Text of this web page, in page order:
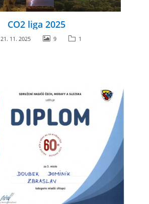
CO2 liga 2025
21. 11. 2025 9 1